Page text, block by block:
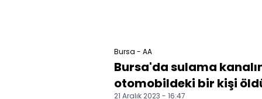
Bursa - AA
Bursa'da sulama
otomobildeki bir kişi
21 Aralık 2023 - 16:47